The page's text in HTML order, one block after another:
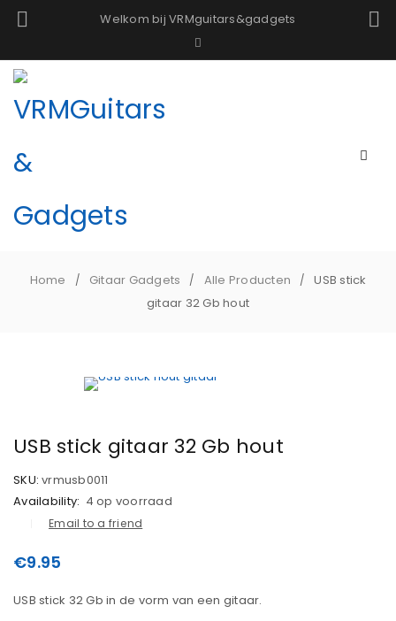
Welkom bij VRMguitars&gadgets
Home / Gitaar Gadgets / Alle Producten /
USB stick
gitaar 32 Gb hout
USB stick gitaar 32 Gb hout
SKU: vrmusb0011
Availability: 4 op voorraad
Email to a friend
€9.95
USB stick 32 Gb in de vorm van een gitaar.